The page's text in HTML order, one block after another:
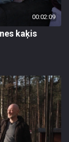
00:02:09
kaķis